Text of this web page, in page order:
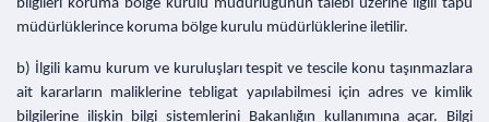
bilgileri koruma bölge kurulu müdürlüğünün talebi üzerine ilgili tapu
müdürlüklerince koruma bölge kurulu müdürlüklerine iletilir.
b) İlgili kamu kurum ve kuruluşları tespit ve tescile konu taşınmazlara
ait kararların maliklerine tebligat yapılabilmesi için adres ve kimlik
bilgilerine ilişkin bilgi sistemlerini Bakanlığın kullanımına açar. Bilgi